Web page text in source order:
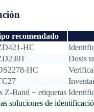
recomendado
HC
Dosis
HC
Z-Band + etiquetas
soluciones de